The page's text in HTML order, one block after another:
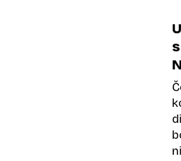
ni